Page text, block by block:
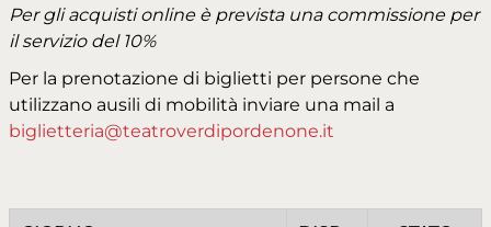
Per gli acquisti online è prevista una commissione per
il servizio del 10%
Per la prenotazione di biglietti per persone che
utilizzano ausili di mobilità inviare una mail a
biglietteria@teatroverdipordenone.it